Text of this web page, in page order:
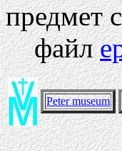
предмет
файл
Peter museum